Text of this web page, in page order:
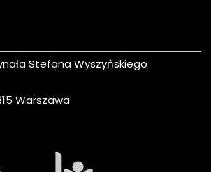
Stefana Wyszyńskiego
Warszawa